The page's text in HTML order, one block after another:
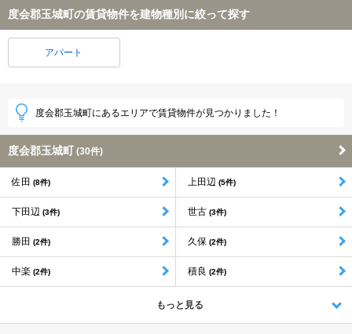
度会郡玉城町の賃貸物件を建物種別に絞って探す
アパート
度会郡玉城町にあるエリアで賃貸物件が見つかりました！
度会郡玉城町 (30件)
佐田 (8件) 上田辺 (5件)
下田辺 (3件) 世古 (3件)
勝田 (2件) 久保 (2件)
中楽 (2件) 積良 (2件)
もっと見る